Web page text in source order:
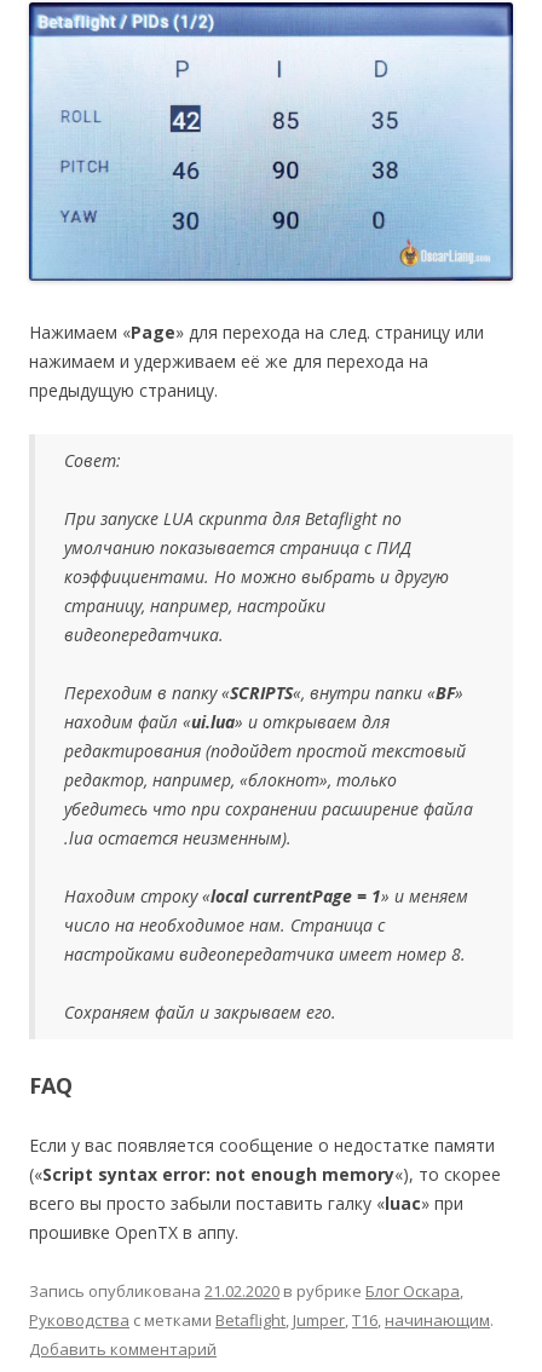
Нажимаем «Page» для перехода на след. страницу или
нажимаем и удерживаем её же для перехода на
предыдущую страницу.
Совет:
При запуске LUA скрипта для Betaflight по
умолчанию показывается страница с ПИД
коэффициентами. Но можно выбрать и другую
страницу, например, настройки
видеопередатчика.
Переходим в папку «SCRIPTS«, внутри папки «BF»
находим файл «ui.lua» и открываем для
редактирования (подойдет простой текстовый
редактор, например, «блокнот», только
убедитесь что при сохранении расширение файла
.lua остается неизменным).
Находим строку «local currentPage = 1» и меняем
число на необходимое нам. Страница с
настройками видеопередатчика имеет номер 8.
Сохраняем файл и закрываем его.
FAQ
Если у вас появляется сообщение о недостатке памяти
(«Script syntax error: not enough memory«), то скорее
всего вы просто забыли поставить галку «luac» при
прошивке OpenTX в аппу.
Запись опубликована 21.02.2020 в рубрике Блог Оскара,
Руководства с метками Betaflight, Jumper,T16, начинающим.
Добавить комментарий